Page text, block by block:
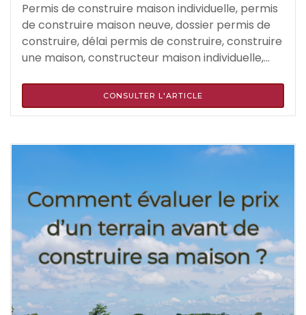
Permis de construire maison individuelle, permis
de construire maison neuve, dossier permis de
construire, délai permis de construire, construire
une maison, constructeur maison individuelle,...
CONSULTER L'ARTICLE